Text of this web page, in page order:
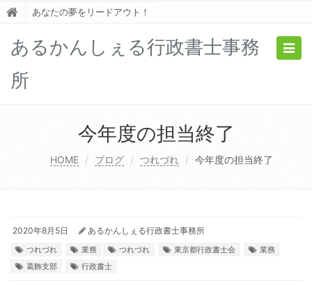
あなたの夢をリードアウト！
あるかんしぇる行政書士事務
所
今年度の担当終了
HOME ブログ つれづれ 今年度の担当終了
2020年8月5日 あるかんしぇる行政書士事務所
つれづれ 業務 つれづれ 東京都行政書士会
業務
葛飾支部
行政書士